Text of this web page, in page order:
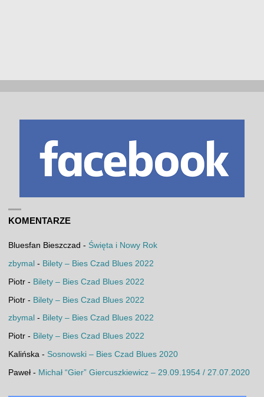
KOMENTARZE
Bluesfan Bieszczad - Święta i Nowy Rok
zbymal - Bilety – Bies Czad Blues 2022
Piotr- Bilety – Bies Czad Blues 2022
Piotr- Bilety – Bies Czad Blues 2022
zbymal - Bilety – Bies Czad Blues 2022
Piotr- Bilety – Bies Czad Blues 2022
Kalińska - Sosnowski – Bies Czad Blues 2020
Paweł- Michał “Gier” Giercuszkiewicz – 29.09.1954 / 27.07.2020